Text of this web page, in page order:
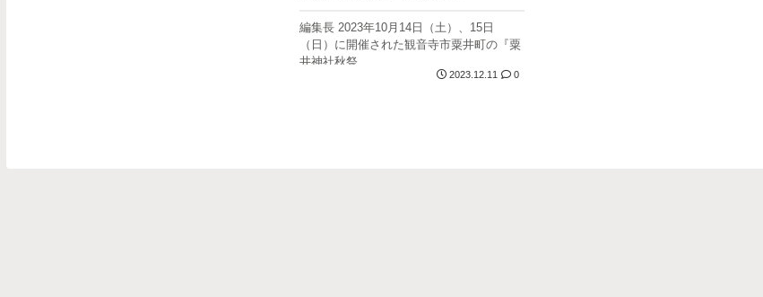
編集長 2023年10月14日（土）、15日
（日）に開催された観音寺市粟井町の『粟
井神社秋祭...
2023.12.11 0